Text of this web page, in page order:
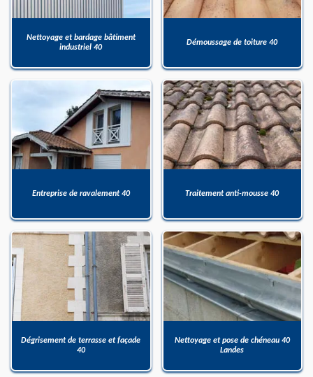
Nettoyage et bardage bâtiment
industriel 40
Démoussage de toiture 40
Entreprise de ravalement 40 Traitement anti-mousse 40
Dégrisement de terrasse et façade
40
Nettoyage et pose de chéneau 40
Landes